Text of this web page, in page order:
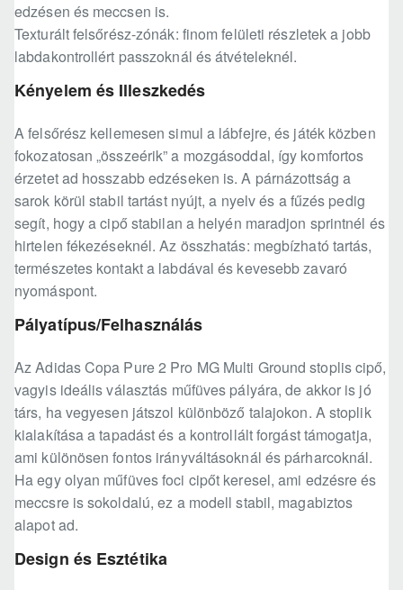
edzésen és meccsen is.
Texturált felsőrész-zónák: finom felületi részletek a jobb
labdakontrollért passzoknál és átvételeknél.
Kényelem és Illeszkedés
A felsőrész kellemesen simul a lábfejre, és játék közben
fokozatosan „összeérik” a mozgásoddal, így komfortos
érzetet ad hosszabb edzéseken is. A párnázottság a
sarok körül stabil tartást nyújt, a nyelv és a fűzés pedig
segít, hogy a cipő stabilan a helyén maradjon sprintnél és
hirtelen fékezéseknél. Az összhatás: megbízható tartás,
természetes kontakt a labdával és kevesebb zavaró
nyomáspont.
Pályatípus/Felhasználás
Az Adidas Copa Pure 2 Pro MG Multi Ground stoplis cipő,
vagyis ideális választás műfüves pályára, de akkor is jó
társ, ha vegyesen játszol különböző talajokon. A stoplik
kialakítása a tapadást és a kontrollált forgást támogatja,
ami különösen fontos irányváltásoknál és párharcoknál.
Ha egy olyan műfüves foci cipőt keresel, ami edzésre és
meccsre is sokoldalú, ez a modell stabil, magabiztos
alapot ad.
Design és Esztétika